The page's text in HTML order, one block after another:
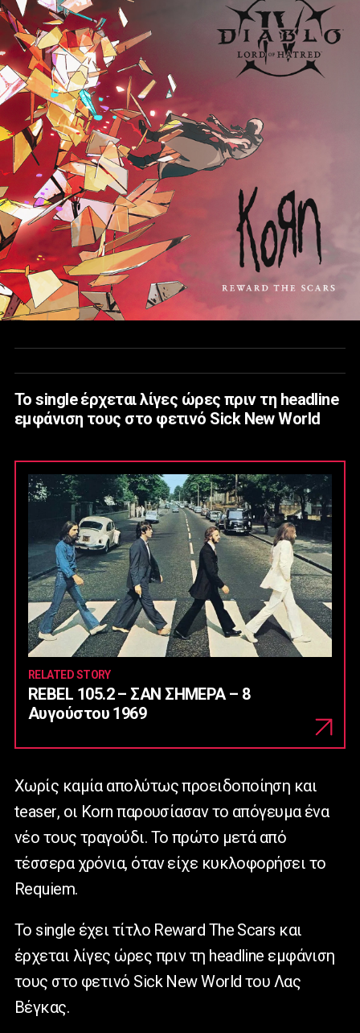
To single έρχεται λίγες ώρες πριν τη headline
εμφάνιση τους στο φετινό Sick New World
RELATED STORY
REBEL 105.2 – ΣΑΝ ΣΗΜΕΡΑ – 8
Αυγούστου 1969
Χωρίς καμία απολύτως προειδοποίηση και
teaser, οι Korn παρουσίασαν το απόγευμα ένα
νέο τους τραγούδι. Το πρώτο μετά από
τέσσερα χρόνια, όταν είχε κυκλοφορήσει το
Requiem.
To single έχει τίτλο Reward The Scars και
έρχεται λίγες ώρες πριν τη headline εμφάνιση
τους στο φετινό Sick New World του Λας
Βέγκας.